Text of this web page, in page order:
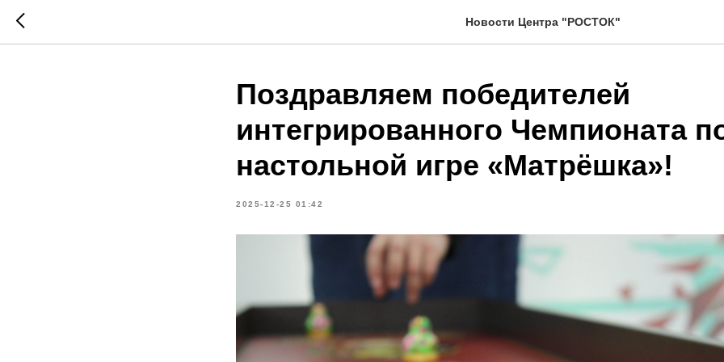
Новости Центра "РОСТОК"
Поздравляем победителей
интегрированного Чемпионата
настольной игре «Матрёшка»!
2025-12-25 01:42